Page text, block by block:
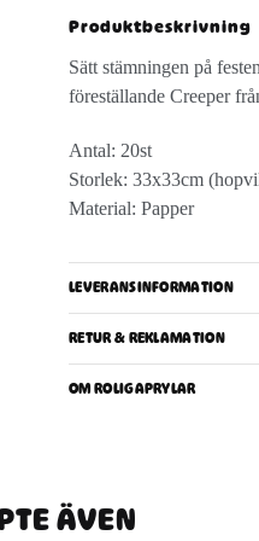
Produktbeskrivning
Sätt stämningen på
föreställande Creeper
Antal: 20st
Storlek: 33x33cm
Material: Papper
LEVERANSINFORMATION
RETUR & REKLAMATION
OM ROLIGAPRYLAR
ÄVEN